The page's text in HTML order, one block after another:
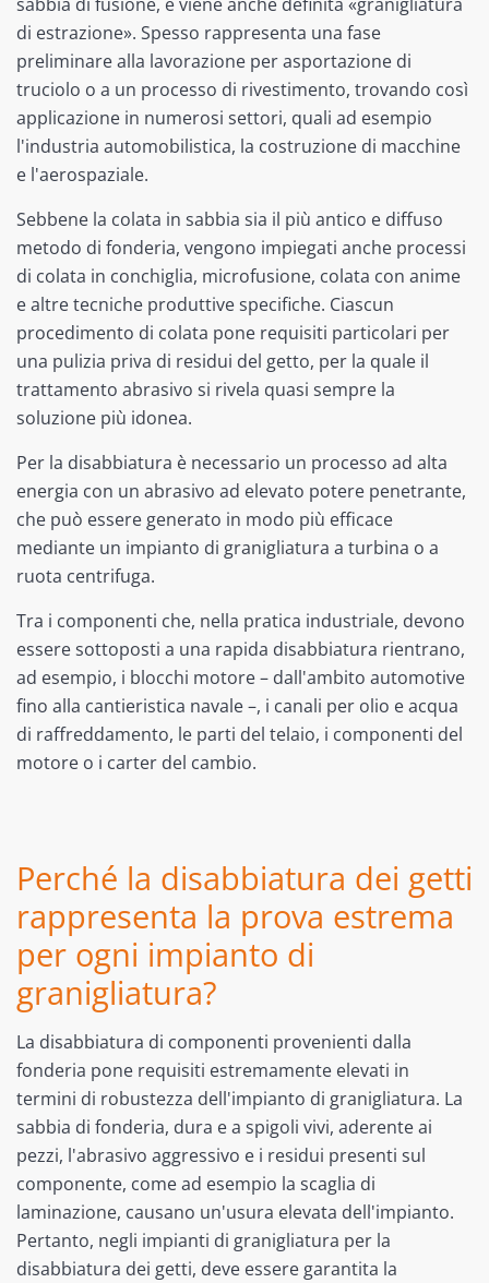
di estrazione». Spesso rappresenta una fase
preliminare alla lavorazione per asportazione di
truciolo o a un processo di rivestimento, trovando così
applicazione in numerosi settori, quali ad esempio
l'industria automobilistica, la costruzione di macchine
e l'aerospaziale.
Sebbene la colata in sabbia sia il più antico e diffuso
metodo di fonderia, vengono impiegati anche processi
di colata in conchiglia, microfusione, colata con anime
e altre tecniche produttive specifiche. Ciascun
procedimento di colata pone requisiti particolari per
una pulizia priva di residui del getto, per la quale il
trattamento abrasivo si rivela quasi sempre la
soluzione più idonea.
Per la disabbiatura è necessario un processo ad alta
energia con un abrasivo ad elevato potere penetrante,
che può essere generato in modo più efficace
mediante un impianto di granigliatura a turbina o a
ruota centrifuga.
Tra i componenti che, nella pratica industriale, devono
essere sottoposti a una rapida disabbiatura rientrano,
ad esempio, i blocchi motore – dall'ambito automotive
fino alla cantieristica navale –, i canali per olio e acqua
di raffreddamento, le parti del telaio, i componenti del
motore o i carter del cambio.
Perché la disabbiatura dei getti
rappresenta la prova estrema
per ogni impianto di
granigliatura?
La disabbiatura di componenti provenienti dalla
fonderia pone requisiti estremamente elevati in
termini di robustezza dell'impianto di granigliatura. La
sabbia di fonderia, dura e a spigoli vivi, aderente ai
pezzi, l'abrasivo aggressivo e i residui presenti sul
componente, come ad esempio la scaglia di
laminazione, causano un'usura elevata dell'impianto.
Pertanto, negli impianti di granigliatura per la
disabbiatura dei getti, deve essere garantita la